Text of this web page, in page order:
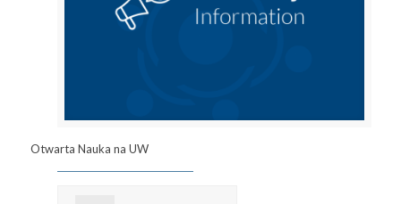
Otwarta Nauka na UW